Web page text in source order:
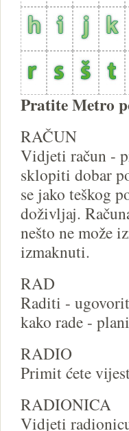
Pratite Metro
RAČUN
Vidjeti račun -
sklopiti dobar
se jako teškog
doživljaj.
nešto ne može
izmaknuti.
RAD
Raditi -
kako rade -
RADIO
Primit ćete
RADIONICA
Vidjeti